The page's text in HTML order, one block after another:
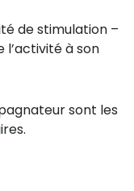
de stimulation –
l’activité à son
sont les